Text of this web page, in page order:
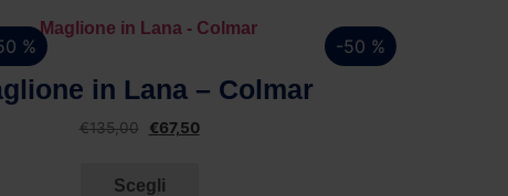
%
in Lana – Colmar
€135,00 €67,50
Scegli
-50 %